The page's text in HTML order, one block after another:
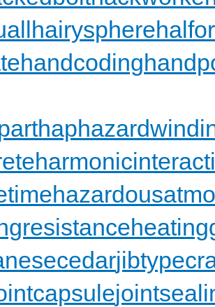
hairysphere
handcoding